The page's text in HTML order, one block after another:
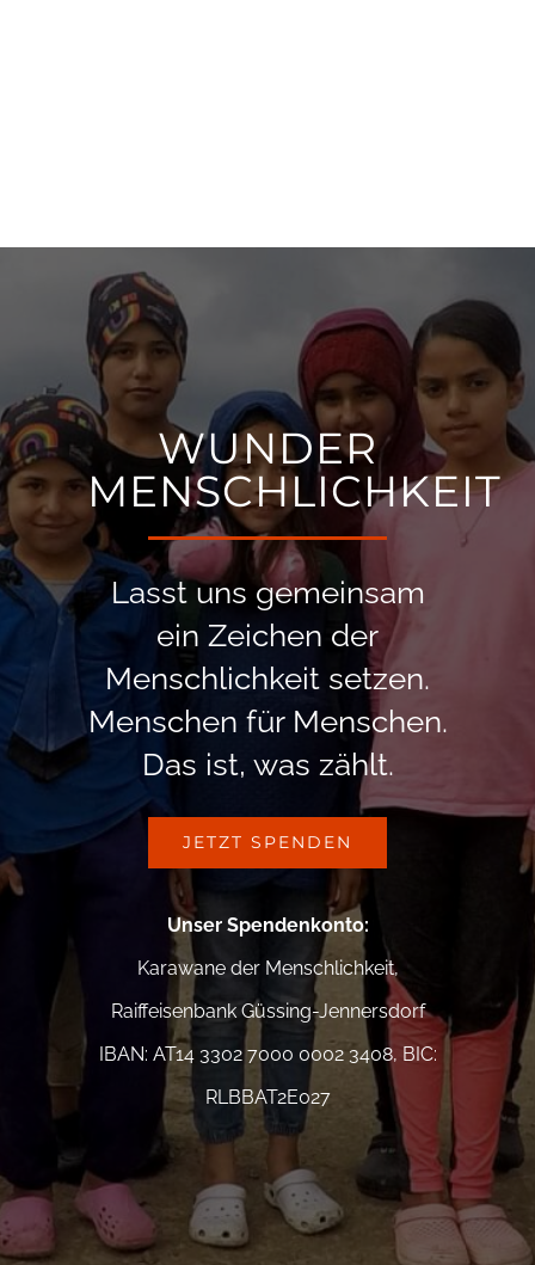
WUNDER
MENSCHLICHKEIT
Lasst uns gemeinsam
ein Zeichen der
Menschlichkeit setzen.
Menschen für Menschen.
Das ist, was zählt.
JETZT SPENDEN
Unser Spendenkonto:
Karawane der Menschlichkeit,
Raiffeisenbank Güssing-Jennersdorf
IBAN: AT14 3302 7000 0002 3408, BIC:
RLBBAT2E027